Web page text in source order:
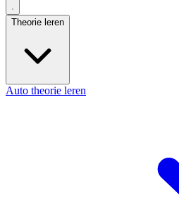
Theorie leren
Auto theorie leren